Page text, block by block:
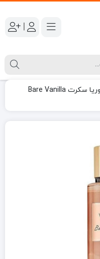
|
بادی اسپلش ویکتوریا سکرت Bare Vanilla